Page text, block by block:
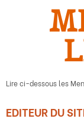
Lire ci-dessous les
EDITEUR DU